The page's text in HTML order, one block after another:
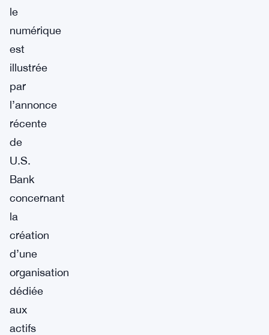
le
numérique
est
illustrée
par
l’annonce
récente
de
U.S.
Bank
concernant
la
création
d’une
organisation
dédiée
aux
actifs